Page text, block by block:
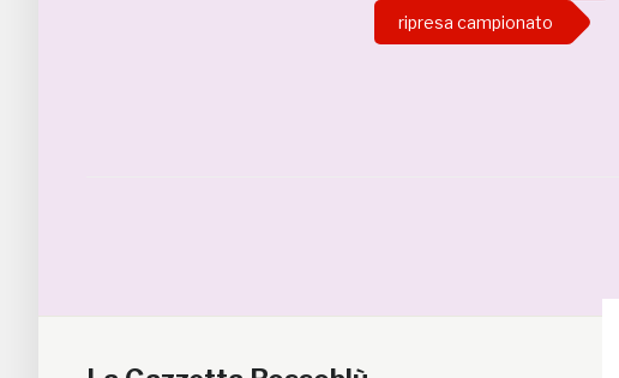
ripresa campionato